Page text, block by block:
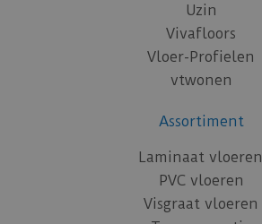
Uzin
Vivafloors
Vloer-Profielen
vtwonen
Assortiment
Laminaat vloeren
PVC vloeren
Visgraat vloeren